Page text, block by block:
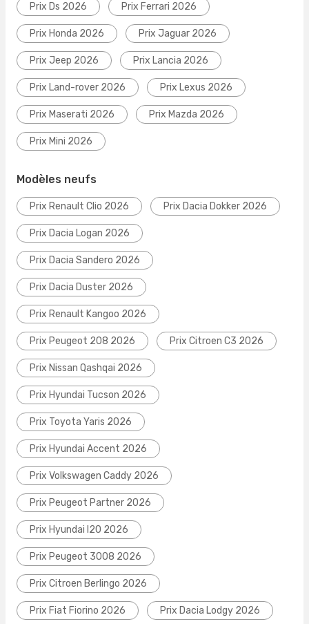
Prix Ds 2026 Prix Ferrari 2026
Prix Honda 2026 Prix Jaguar 2026
Prix Jeep 2026 Prix Lancia 2026
Prix Land-rover 2026 Prix Lexus 2026
Prix Maserati 2026 Prix Mazda 2026
Prix Mini 2026
Modèles neufs
Prix Renault Clio 2026 Prix Dacia Dokker 2026
Prix Dacia Logan 2026
Prix Dacia Sandero 2026
Prix Dacia Duster 2026
Prix Renault Kangoo 2026
Prix Peugeot 208 2026 Prix Citroen C3 2026
Prix Nissan Qashqai 2026
Prix Hyundai Tucson 2026
Prix Toyota Yaris 2026
Prix Hyundai Accent 2026
Prix Volkswagen Caddy 2026
Prix Peugeot Partner 2026
Prix Hyundai I20 2026
Prix Peugeot 3008 2026
Prix Citroen Berlingo 2026
Prix Fiat Fiorino 2026 Prix Dacia Lodgy 2026